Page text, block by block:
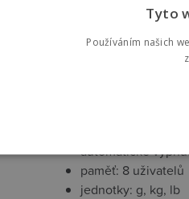
stabilní základna
rozměr: 67 x 33 x
maximální
připojení přes
mobilní aplikace:
automatické
paměť: 8 uživatelů
jednotky: g, kg, lb
Tyto
Používáním našich